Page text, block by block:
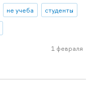
не учеба
студенты
1 февраля